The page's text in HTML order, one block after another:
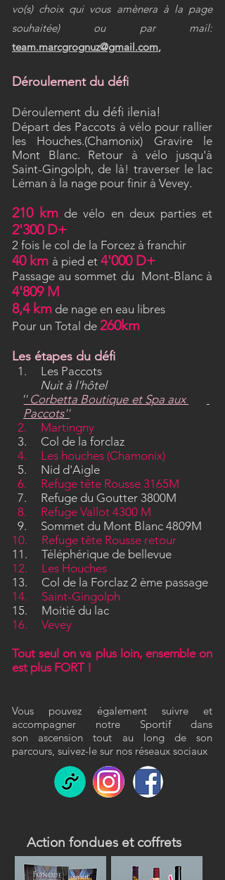
vo(s) choix qui vous amènera à la page
souhaitée) ou par mail:
team.marcgrognuz@gmail.com,
Déroulement du défi
Déroulement du défi ilenia!
Départ des Paccots à vélo pour rallier
les Houches.(Chamonix) Gravire le
Mont Blanc. Retour à vélo jusqu'à
Saint-Gingolph, de là! traverser le lac
Léman à la nage pour finir à Vevey.
210 km de vélo en deux parties et
2'300 D+
2 fois le col de la Forcez à franchir
40 km à pied et 4'000 D+
Passage au sommet du Mont-Blanc à
4'809 M
8,4 km de nage en eau libres
Pour un Total de 260km
Les étapes du défi
1. Les Paccots
Nuit à l'hôtel
' Corbetta Boutique et Spa aux
Paccots''
2. Martingny
3. Col de la forclaz
4. Les houches (Chamonix)
5. Nid d'Aigle
6. Refuge tête Rousse 3165M
7. Refuge du Goutter 3800M
8. Refuge Vallot 4300 M
9. Sommet du Mont Blanc 4809M
10. Refuge tête Rousse retour
11. Téléphérique de bellevue
12. Les Houches
13. Col de la Forclaz 2 ème passage
14. Saint-Gingolph
15. Moitié du lac
16. Vevey
Tout seul on va plus loin, ensemble on
est plus FORT !
Vous pouvez également suivre et
accompagner notre Sportif dans
son ascensiontout au long de son
parcours, suivez-le sur nos réseaux sociaux
Action fondues et coffrets